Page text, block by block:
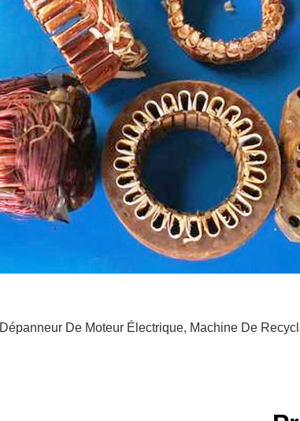
Dépanneur De Moteur Électrique, Machine De